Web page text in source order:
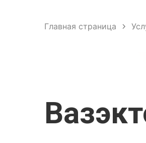
Главная страница